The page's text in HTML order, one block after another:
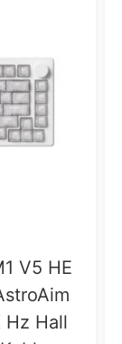
V5 HE
Hall